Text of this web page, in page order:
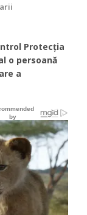
Protecția
o persoană
a